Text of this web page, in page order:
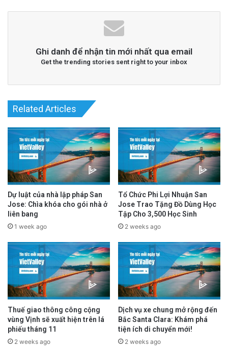
@San Jose Spotlight
advertisement
Ghi danh để nhận tin mới nhất qua email
Get the trending stories sent right to your inbox
Related Articles
Dự luật của nhà lập pháp San
Jose: Chìa khóa cho gói nhà ở
liên bang
1 week ago
Tổ Chức Phi Lợi Nhuận San
Jose Trao Tặng Đồ Dùng Học
Tập Cho 3,500 Học Sinh
2 weeks ago
Thuế giao thông công cộng
vùng Vịnh sẽ xuất hiện trên lá
phiếu tháng 11
2 weeks ago
Dịch vụ xe chung mở rộng đến
Bắc Santa Clara: Khám phá
tiện ích di chuyển mới!
2 weeks ago